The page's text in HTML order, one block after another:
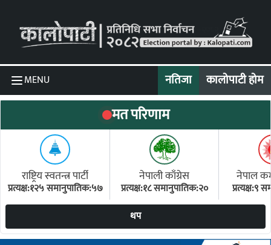
MENU नतिजा कालोपाटी होम
मत परिणाम
राष्ट्रिय स्वतन्त्र पार्टी
प्रत्यक्ष:१२५ समानुपातिक:५७
नेपाली काँग्रेस
प्रत्यक्ष:१८ समानुपातिक:२०
नेपाल
प्रत्यक्ष:९
थप